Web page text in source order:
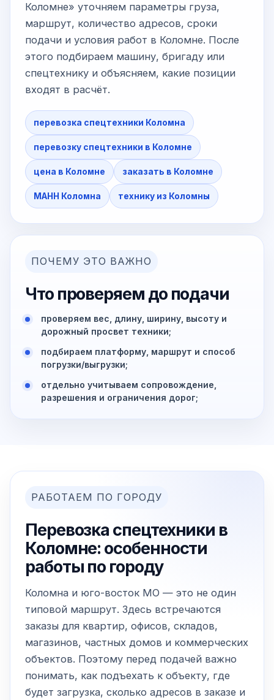
Коломне» уточняем параметры груза,
маршрут, количество адресов, сроки
подачи и условия работ в Коломне. После
этого подбираем машину, бригаду или
спецтехнику и объясняем, какие позиции
входят в расчёт.
перевозка спецтехники Коломна
перевозку спецтехники в Коломне
цена в Коломне заказать в Коломне
МАНН Коломна технику из Коломны
ПОЧЕМУ ЭТО ВАЖНО
Что проверяем до подачи
проверяем вес, длину, ширину, высоту и
дорожный просвет техники;
подбираем платформу, маршрут и способ
погрузки/выгрузки;
отдельно учитываем сопровождение,
разрешения и ограничения дорог;
РАБОТАЕМ ПО ГОРОДУ
Перевозка спецтехники в
Коломне: особенности
работы по городу
Коломна и юго-восток МО — это не один
типовой маршрут. Здесь встречаются
заказы для квартир, офисов, складов,
магазинов, частных домов и коммерческих
объектов. Поэтому перед подачей важно
понимать, как подъехать к объекту, где
будет загрузка, сколько адресов в заказе и